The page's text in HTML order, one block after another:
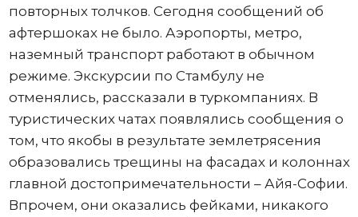
повторных толчков. Сегодня сообщений об
афтершоках не было. Аэропорты, метро,
наземный транспорт работают в обычном
режиме. Экскурсии по Стамбулу не
отменялись, рассказали в туркомпаниях. В
туристических чатах появлялись сообщения о
том, что якобы в результате землетрясения
образовались трещины на фасадах и колоннах
главной достопримечательности – Айя-Софии.
Впрочем, они оказались фейками, никакого